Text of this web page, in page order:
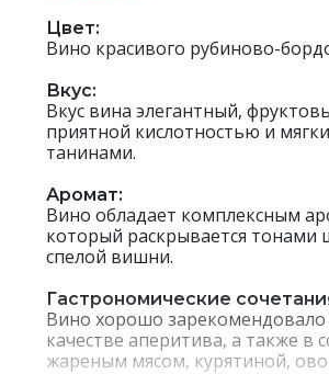
Цвет:
Вино красивого рубиново-
Вкус:
Вкус вина элегантный,
приятной кислотностью и
танинами.
Аромат:
Вино обладает комплексным
который раскрывается тонами
спелой вишни.
Гастрономические
Вино хорошо зарекомендовало
качестве аперитива, а также в
жареным мясом, курятиной,